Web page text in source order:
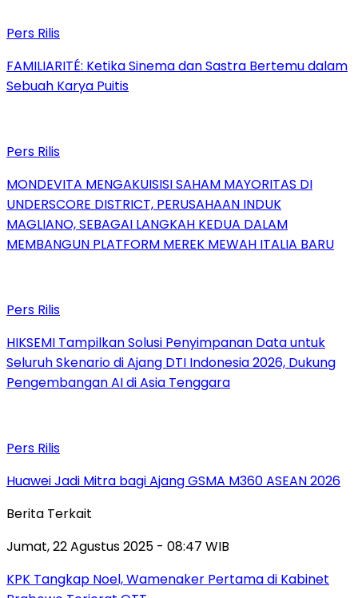
Pers Rilis
FAMILIARITÉ: Ketika Sinema dan Sastra Bertemu dalam
Sebuah Karya Puitis
Pers Rilis
MONDEVITA MENGAKUISISI SAHAM MAYORITAS DI
UNDERSCORE DISTRICT, PERUSAHAAN INDUK
MAGLIANO, SEBAGAI LANGKAH KEDUA DALAM
MEMBANGUN PLATFORM MEREK MEWAH ITALIA BARU
Pers Rilis
HIKSEMI Tampilkan Solusi Penyimpanan Data untuk
Seluruh Skenario di Ajang DTI Indonesia 2026, Dukung
Pengembangan AI di Asia Tenggara
Pers Rilis
Huawei Jadi Mitra bagi Ajang GSMA M360 ASEAN 2026
Berita Terkait
Jumat, 22 Agustus 2025 - 08:47 WIB
KPK Tangkap Noel, Wamenaker Pertama di Kabinet